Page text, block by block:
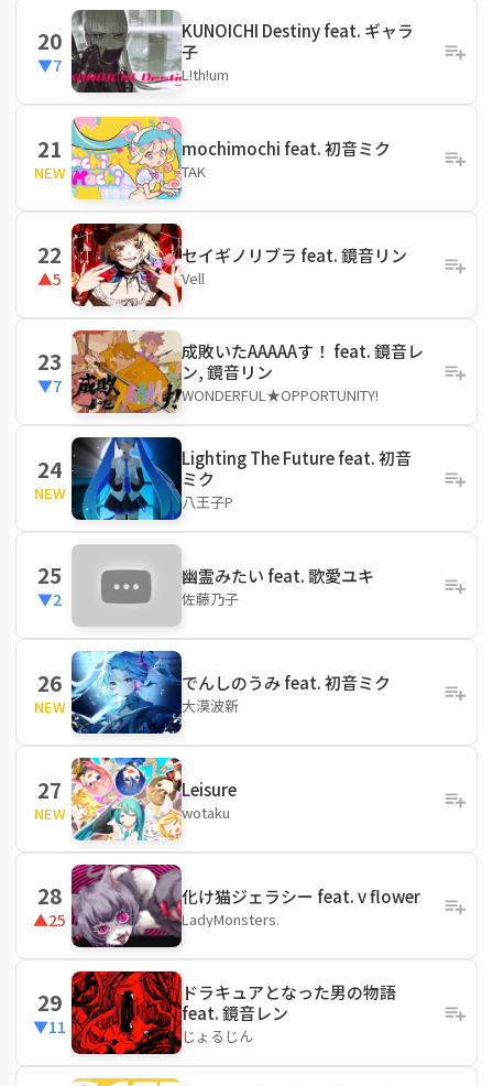
20
▼7
KUNOICHI Destiny feat. ギャラ
子
L!th!um
21
NEW
mochimochi feat. 初音ミク
TAK
22
▲5
セイギノリブラ feat. 鏡音リン
Vell
23
▼7
成敗いたAAAAAす！ feat. 鏡音レ
ン, 鏡音リン
WONDERFUL★OPPORTUNITY!
24
NEW
Lighting The Future feat. 初音
ミク
八王子P
25
▼2
幽霊みたい feat. 歌愛ユキ
佐藤乃子
26
NEW
でんしのうみ feat. 初音ミク
大漠波新
27
NEW
Leisure
wotaku
28
▲25
化け猫ジェラシー feat. v flower
LadyMonsters.
29
▼11
ドラキュアとなった男の物語
feat. 鏡音レン
じょるじん